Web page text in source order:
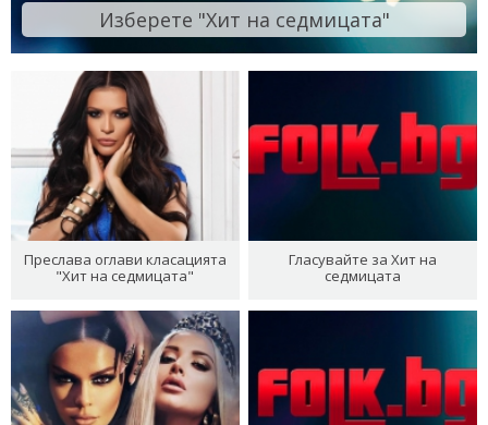
Изберете "Хит на седмицата"
Преслава оглави класацията
"Хит на седмицата"
Гласувайте за Хит на
седмицата